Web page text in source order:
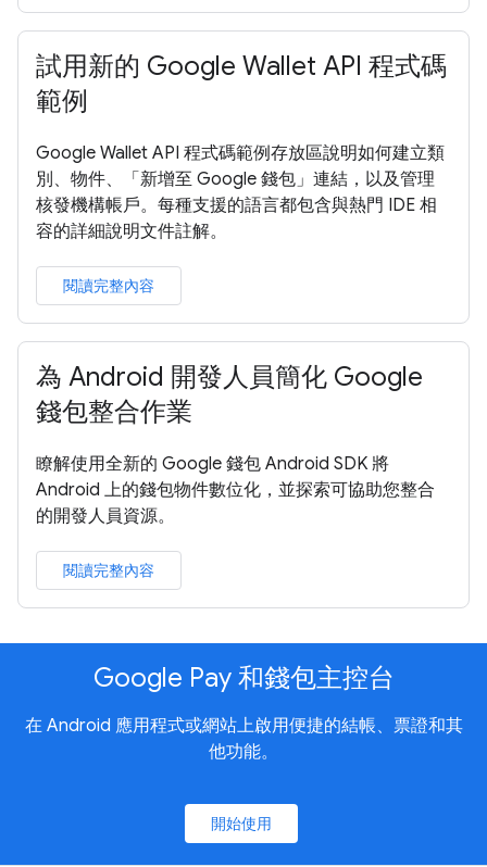
試用新的 Google Wallet API 程式碼
範例
Google Wallet API 程式碼範例存放區說明如何建立類
別、物件、「新增至 Google 錢包」連結，以及管理
核發機構帳戶。每種支援的語言都包含與熱門 IDE 相
容的詳細說明文件註解。
閱讀完整內容
為 Android 開發人員簡化 Google
錢包整合作業
瞭解使用全新的 Google 錢包 Android SDK 將
Android 上的錢包物件數位化，並探索可協助您整合
的開發人員資源。
閱讀完整內容
Google Pay 和錢包主控台
在 Android 應用程式或網站上啟用便捷的結帳、票證和其
他功能。
開始使用